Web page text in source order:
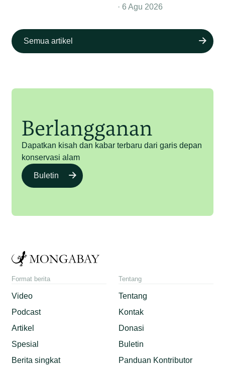
6 Agu 2026
Semua artikel
Berlangganan
Dapatkan kisah dan kabar terbaru dari garis depan
konservasi alam
Buletin
Format berita
Video
Podcast
Artikel
Spesial
Berita singkat
Tentang
Tentang
Kontak
Donasi
Buletin
Panduan Kontributor